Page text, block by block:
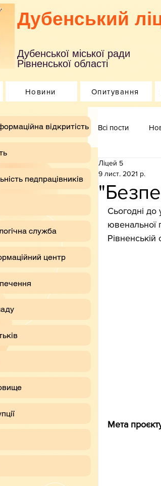
Дубенський
Дубенської міської ради
Рівненської області
Новини Опитування
Всі пости
Ліцей 5
9 лист. 2021 р.
Сьогодні до
ювенальної
Рівненській
Мета
відкритість
педпрацівників
служба
центр